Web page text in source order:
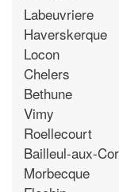
Labeuvriere
Haverskerque
Locon
Chelers
Bethune
Vimy
Roellecourt
Bailleul-aux-
Morbecque